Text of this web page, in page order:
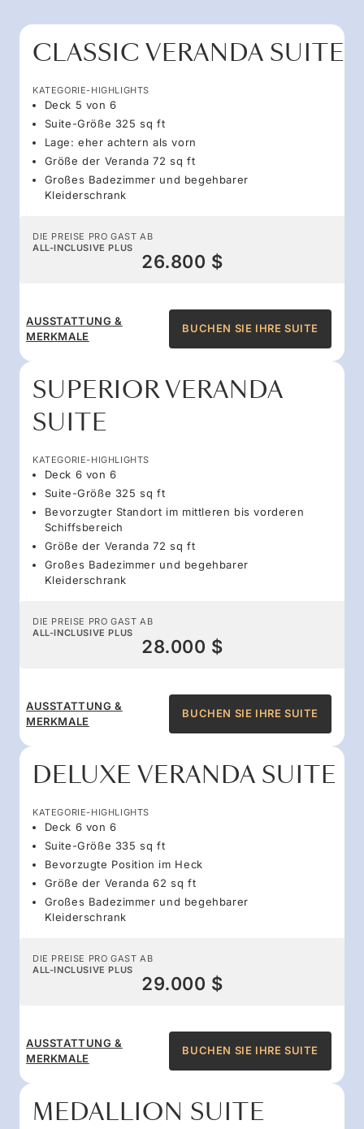
CLASSIC VERANDA SUITE
KATEGORIE-HIGHLIGHTS
Deck 5 von 6
Suite-Größe 325 sq ft
Lage: eher achtern als vorn
Größe der Veranda 72 sq ft
Großes Badezimmer und begehbarer
Kleiderschrank
DIE PREISE PRO GAST AB
ALL-INCLUSIVE PLUS
26.800 $
AUSSTATTUNG &
MERKMALE
BUCHEN SIE IHRE SUITE
SUPERIOR VERANDA
SUITE
KATEGORIE-HIGHLIGHTS
Deck 6 von 6
Suite-Größe 325 sq ft
Bevorzugter Standort im mittleren bis vorderen
Schiffsbereich
Größe der Veranda 72 sq ft
Großes Badezimmer und begehbarer
Kleiderschrank
DIE PREISE PRO GAST AB
ALL-INCLUSIVE PLUS
28.000 $
AUSSTATTUNG &
MERKMALE
BUCHEN SIE IHRE SUITE
DELUXE VERANDA SUITE
KATEGORIE-HIGHLIGHTS
Deck 6 von 6
Suite-Größe 335 sq ft
Bevorzugte Position im Heck
Größe der Veranda 62 sq ft
Großes Badezimmer und begehbarer
Kleiderschrank
DIE PREISE PRO GAST AB
ALL-INCLUSIVE PLUS
29.000 $
AUSSTATTUNG &
MERKMALE
BUCHEN SIE IHRE SUITE
MEDALLION SUITE